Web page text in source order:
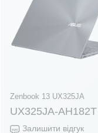
Zenbook 13 UX325JA
UX325JA-AH182T
Залишити відгук